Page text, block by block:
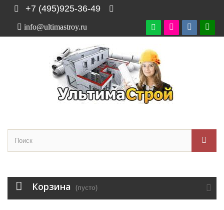
+7 (495)925-36-49

info@ultimastroy.ru
Корзина (пусто)